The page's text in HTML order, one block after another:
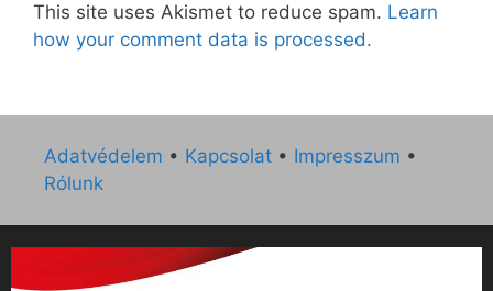
This site uses Akismet to reduce spam. Learn
how your comment data is processed.
Adatvédelem • Kapcsolat • Impresszum •
Rólunk